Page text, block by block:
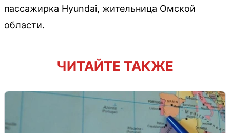
пассажирка Hyundai, жительница Омской
области.
ЧИТАЙТЕ ТАКЖЕ